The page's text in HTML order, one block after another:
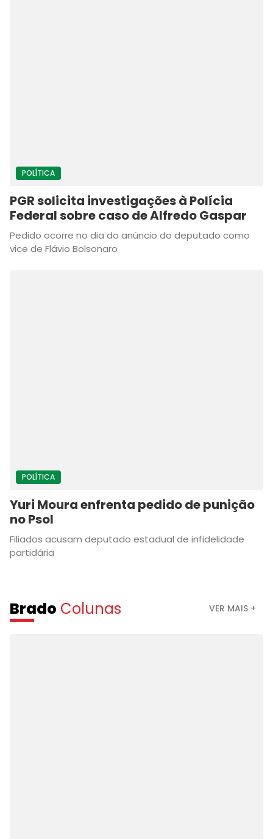
POLÍTICA
PGR solicita investigações à Polícia
Federal sobre caso de Alfredo Gaspar
Pedido ocorre no dia do anúncio do deputado como
vice de Flávio Bolsonaro
POLÍTICA
Yuri Moura enfrenta pedido de punição
no Psol
Filiados acusam deputado estadual de infidelidade
partidária
Brado Colunas VER MAIS +